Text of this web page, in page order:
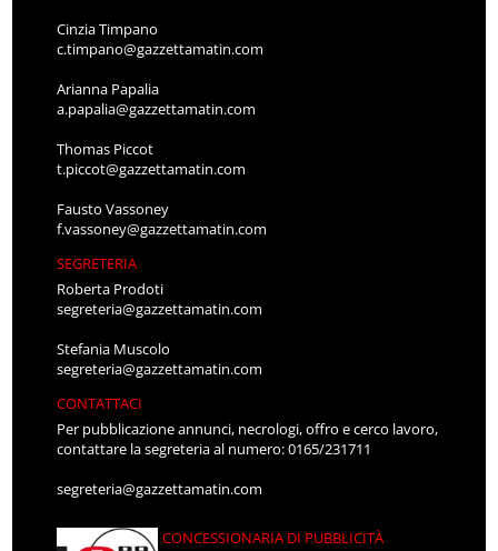
Cinzia Timpano
c.timpano@gazzettamatin.com
Arianna Papalia
a.papalia@gazzettamatin.com
Thomas Piccot
t.piccot@gazzettamatin.com
Fausto Vassoney
f.vassoney@gazzettamatin.com
SEGRETERIA
Roberta Prodoti
segreteria@gazzettamatin.com
Stefania Muscolo
segreteria@gazzettamatin.com
CONTATTACI
Per pubblicazione annunci, necrologi, offro e cerco lavoro,
contattare la segreteria al numero: 0165/231711
segreteria@gazzettamatin.com
CONCESSIONARIA DI PUBBLICITÀ